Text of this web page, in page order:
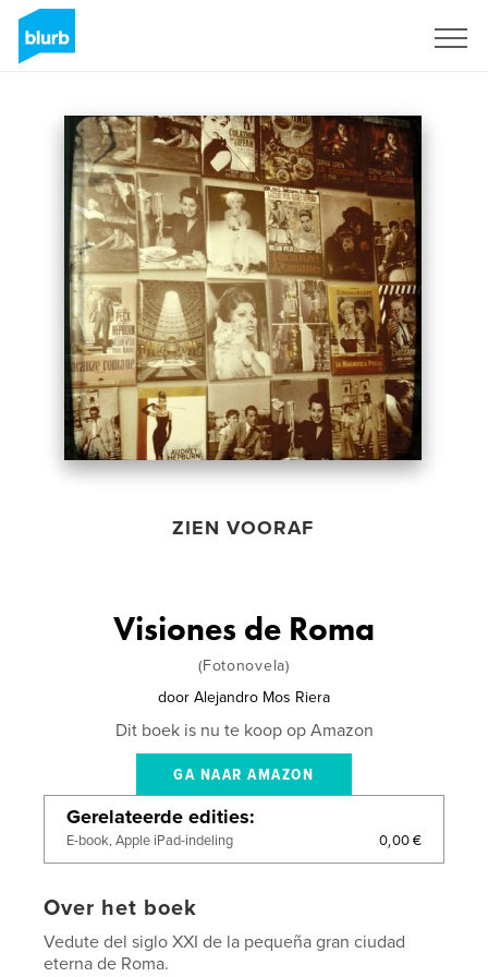
ZIEN VOORAF
Visiones de Roma
(Fotonovela)
door Alejandro Mos Riera
Dit boek is nu te koop op Amazon
GA NAAR AMAZON
Gerelateerde edities
E-book, Apple iPad-indeling 0,00 €
Over het boek
Vedute del siglo XXI de la pequeña gran ciudad
eterna de Roma.